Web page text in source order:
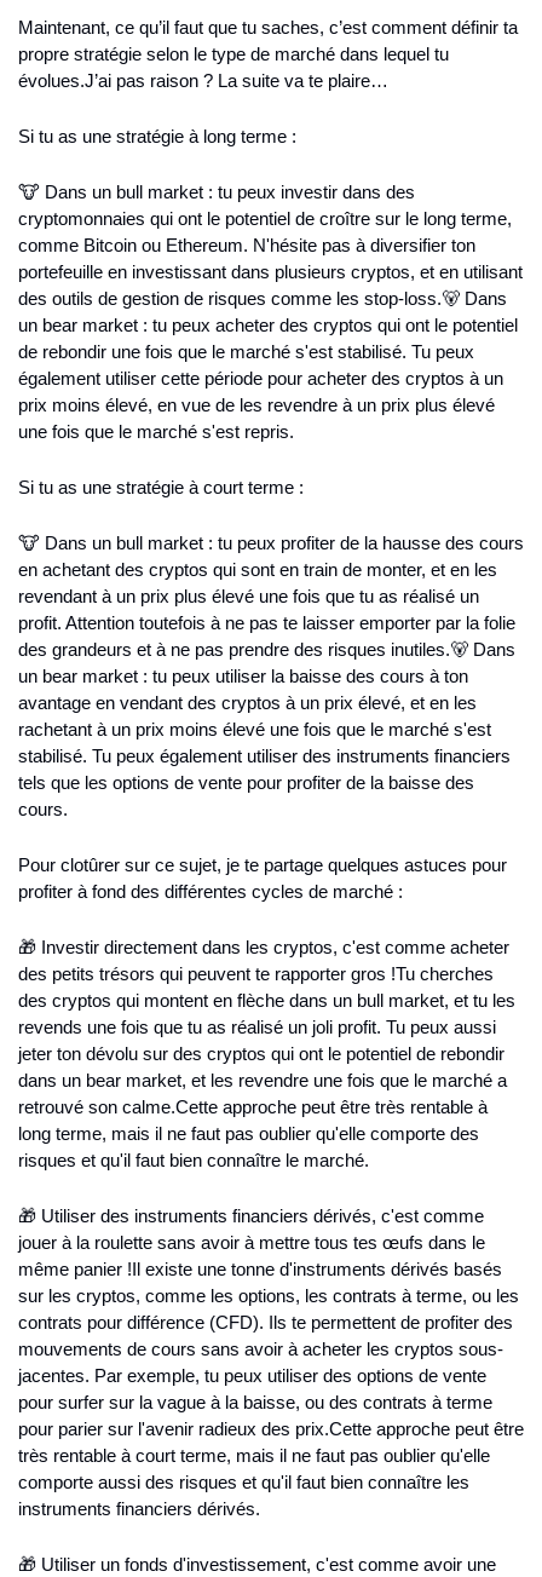
Maintenant, ce qu’il faut que tu saches, c’est comment définir ta
propre stratégie selon le type de marché dans lequel tu
évolues.J’ai pas raison ? La suite va te plaire…
Si tu as une stratégie à long terme :
🐮 Dans un bull market : tu peux investir dans des
cryptomonnaies qui ont le potentiel de croître sur le long terme,
comme Bitcoin ou Ethereum. N'hésite pas à diversifier ton
portefeuille en investissant dans plusieurs cryptos, et en utilisant
des outils de gestion de risques comme les stop-loss.🐻 Dans
un bear market : tu peux acheter des cryptos qui ont le potentiel
de rebondir une fois que le marché s'est stabilisé. Tu peux
également utiliser cette période pour acheter des cryptos à un
prix moins élevé, en vue de les revendre à un prix plus élevé
une fois que le marché s'est repris.
Si tu as une stratégie à court terme :
🐮 Dans un bull market : tu peux profiter de la hausse des cours
en achetant des cryptos qui sont en train de monter, et en les
revendant à un prix plus élevé une fois que tu as réalisé un
profit. Attention toutefois à ne pas te laisser emporter par la folie
des grandeurs et à ne pas prendre des risques inutiles.🐻 Dans
un bear market : tu peux utiliser la baisse des cours à ton
avantage en vendant des cryptos à un prix élevé, et en les
rachetant à un prix moins élevé une fois que le marché s'est
stabilisé. Tu peux également utiliser des instruments financiers
tels que les options de vente pour profiter de la baisse des
cours.
Pour clotûrer sur ce sujet, je te partage quelques astuces pour
profiter à fond des différentes cycles de marché :
🎁 Investir directement dans les cryptos, c'est comme acheter
des petits trésors qui peuvent te rapporter gros !Tu cherches
des cryptos qui montent en flèche dans un bull market, et tu les
revends une fois que tu as réalisé un joli profit. Tu peux aussi
jeter ton dévolu sur des cryptos qui ont le potentiel de rebondir
dans un bear market, et les revendre une fois que le marché a
retrouvé son calme.Cette approche peut être très rentable à
long terme, mais il ne faut pas oublier qu'elle comporte des
risques et qu'il faut bien connaître le marché.
🎁 Utiliser des instruments financiers dérivés, c'est comme
jouer à la roulette sans avoir à mettre tous tes œufs dans le
même panier !Il existe une tonne d'instruments dérivés basés
sur les cryptos, comme les options, les contrats à terme, ou les
contrats pour différence (CFD). Ils te permettent de profiter des
mouvements de cours sans avoir à acheter les cryptos sous-
jacentes. Par exemple, tu peux utiliser des options de vente
pour surfer sur la vague à la baisse, ou des contrats à terme
pour parier sur l'avenir radieux des prix.Cette approche peut être
très rentable à court terme, mais il ne faut pas oublier qu'elle
comporte aussi des risques et qu'il faut bien connaître les
instruments financiers dérivés.
🎁 Utiliser un fonds d'investissement, c'est comme avoir une